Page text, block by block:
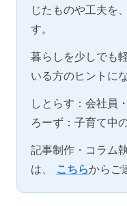
じたものや工夫を
す。
暮らしを少しでも
いる方のヒントに
しとらす：会社員
ろーず：子育て中
記事制作・コラム
は、 こちらからご